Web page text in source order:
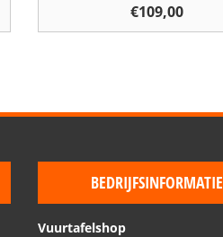
€109,00
BEDRIJFSINFORMATIE
Vuurtafelshop